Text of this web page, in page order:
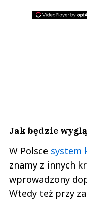
Jak będzie
W Polsce system
znamy z innych
wprowadzony
Wtedy też przy